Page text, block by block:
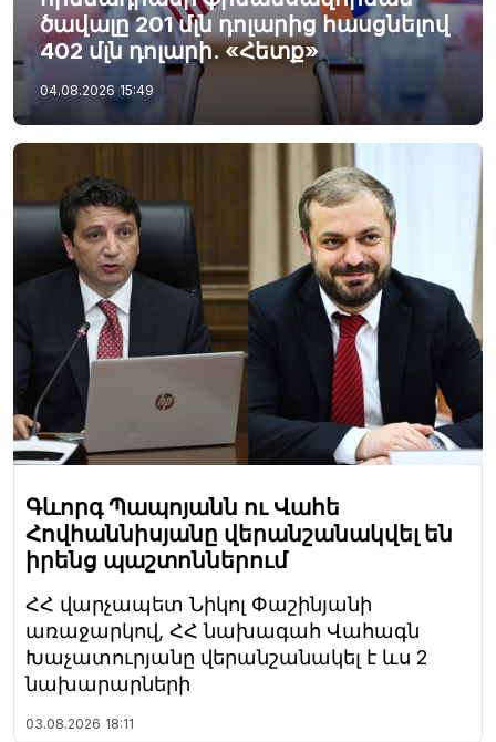
ծավալը 201 մլն դոլարից հասցնելով
402 մլն դոլարի. «Հետք»
04.08.2026 15:49
Գևորգ Պապոյանն ու Վահե
Հովհաննիսյանը վերանշանակվել են
իրենց պաշտոններում
ՀՀ վարչապետ Նիկոլ Փաշինյանի
առաջարկով, ՀՀ նախագահ Վահագն
Խաչատուրյանը վերանշանակել է ևս 2
նախարարների
03.08.2026 18:11